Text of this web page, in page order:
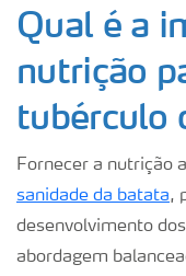
Qual é a
nutrição
tubérculo
Fornecer a nutrição
sanidade da batata,
desenvolvimento
abordagem